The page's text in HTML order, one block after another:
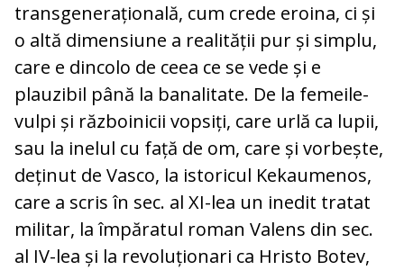
transgenerațională, cum crede eroina, ci și
o altă dimensiune a realității pur și simplu,
care e dincolo de ceea ce se vede și e
plauzibil până la banalitate. De la femeile-
vulpi și războinicii vopsiți, care urlă ca lupii,
sau la inelul cu față de om, care și vorbește,
deținut de Vasco, la istoricul Kekaumenos,
care a scris în sec. al XI-lea un inedit tratat
militar, la împăratul roman Valens din sec.
al IV-lea și la revoluționari ca Hristo Botev,